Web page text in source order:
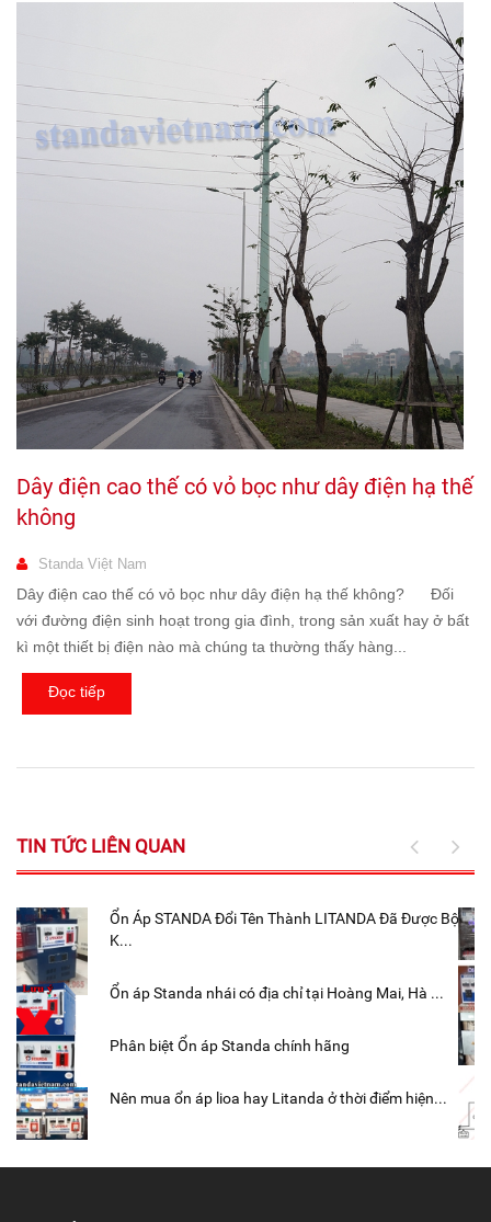
Dây điện cao thế có vỏ bọc như dây điện hạ thế
không
Standa Việt Nam
Dây điện cao thế có vỏ bọc như dây điện hạ thế không? Đối
với đường điện sinh hoạt trong gia đình, trong sản xuất hay ở bất
kì một thiết bị điện nào mà chúng ta thường thấy hàng...
Đọc tiếp
TIN TỨC LIÊN QUAN
Ổn Áp STANDA Đổi Tên Thành LITANDA Đã Được Bộ
K...
Ổn áp Standa nhái có địa chỉ tại Hoàng Mai, Hà ...
Phân biệt Ổn áp Standa chính hãng
Nên mua ổn áp lioa hay Litanda ở thời điểm hiện...